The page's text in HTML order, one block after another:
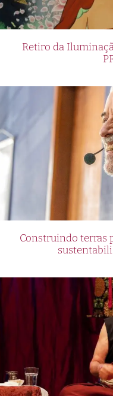
Retiro da
Construindo terras